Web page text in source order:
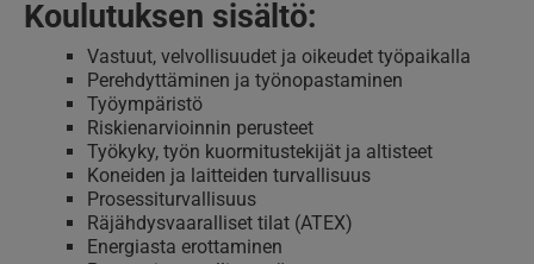
Koulutuksen sisältö:
Vastuut, velvollisuudet ja oikeudet työpaikalla
Perehdyttäminen ja työnopastaminen
Työympäristö
Riskienarvioinnin perusteet
Työkyky, työn kuormitustekijät ja altisteet
Koneiden ja laitteiden turvallisuus
Prosessiturvallisuus
Räjähdysvaaralliset tilat (ATEX)
Energiasta erottaminen